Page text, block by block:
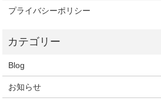
プライバシーポリシー
Blog
お知らせ